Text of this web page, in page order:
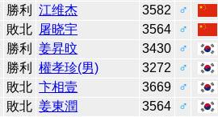
勝利 江维杰 3582
♂
敗北 屠晓宇 3564
♂
勝利 姜昇旼 3430
♂
勝利 權孝珍(男) 3272
♂
敗北 卞相壹 3669
♂
敗北 姜東潤 3564
♂